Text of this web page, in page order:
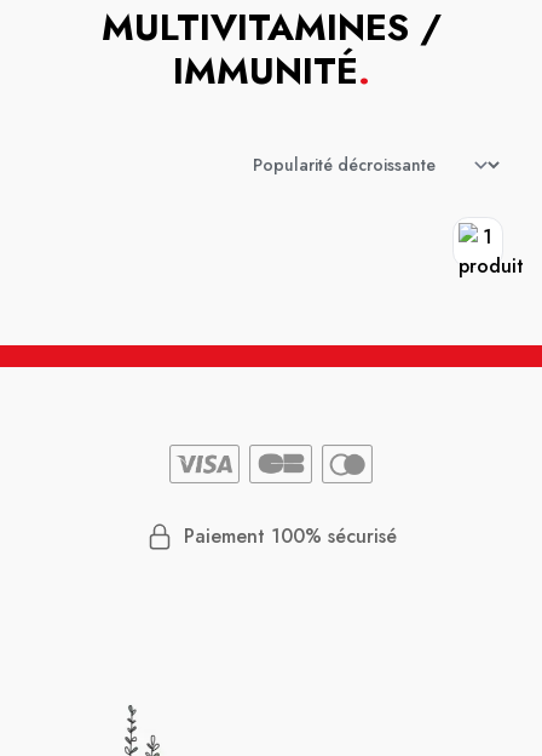
MULTIVITAMINES /
IMMUNITÉ.
Paiement 100% sécurisé